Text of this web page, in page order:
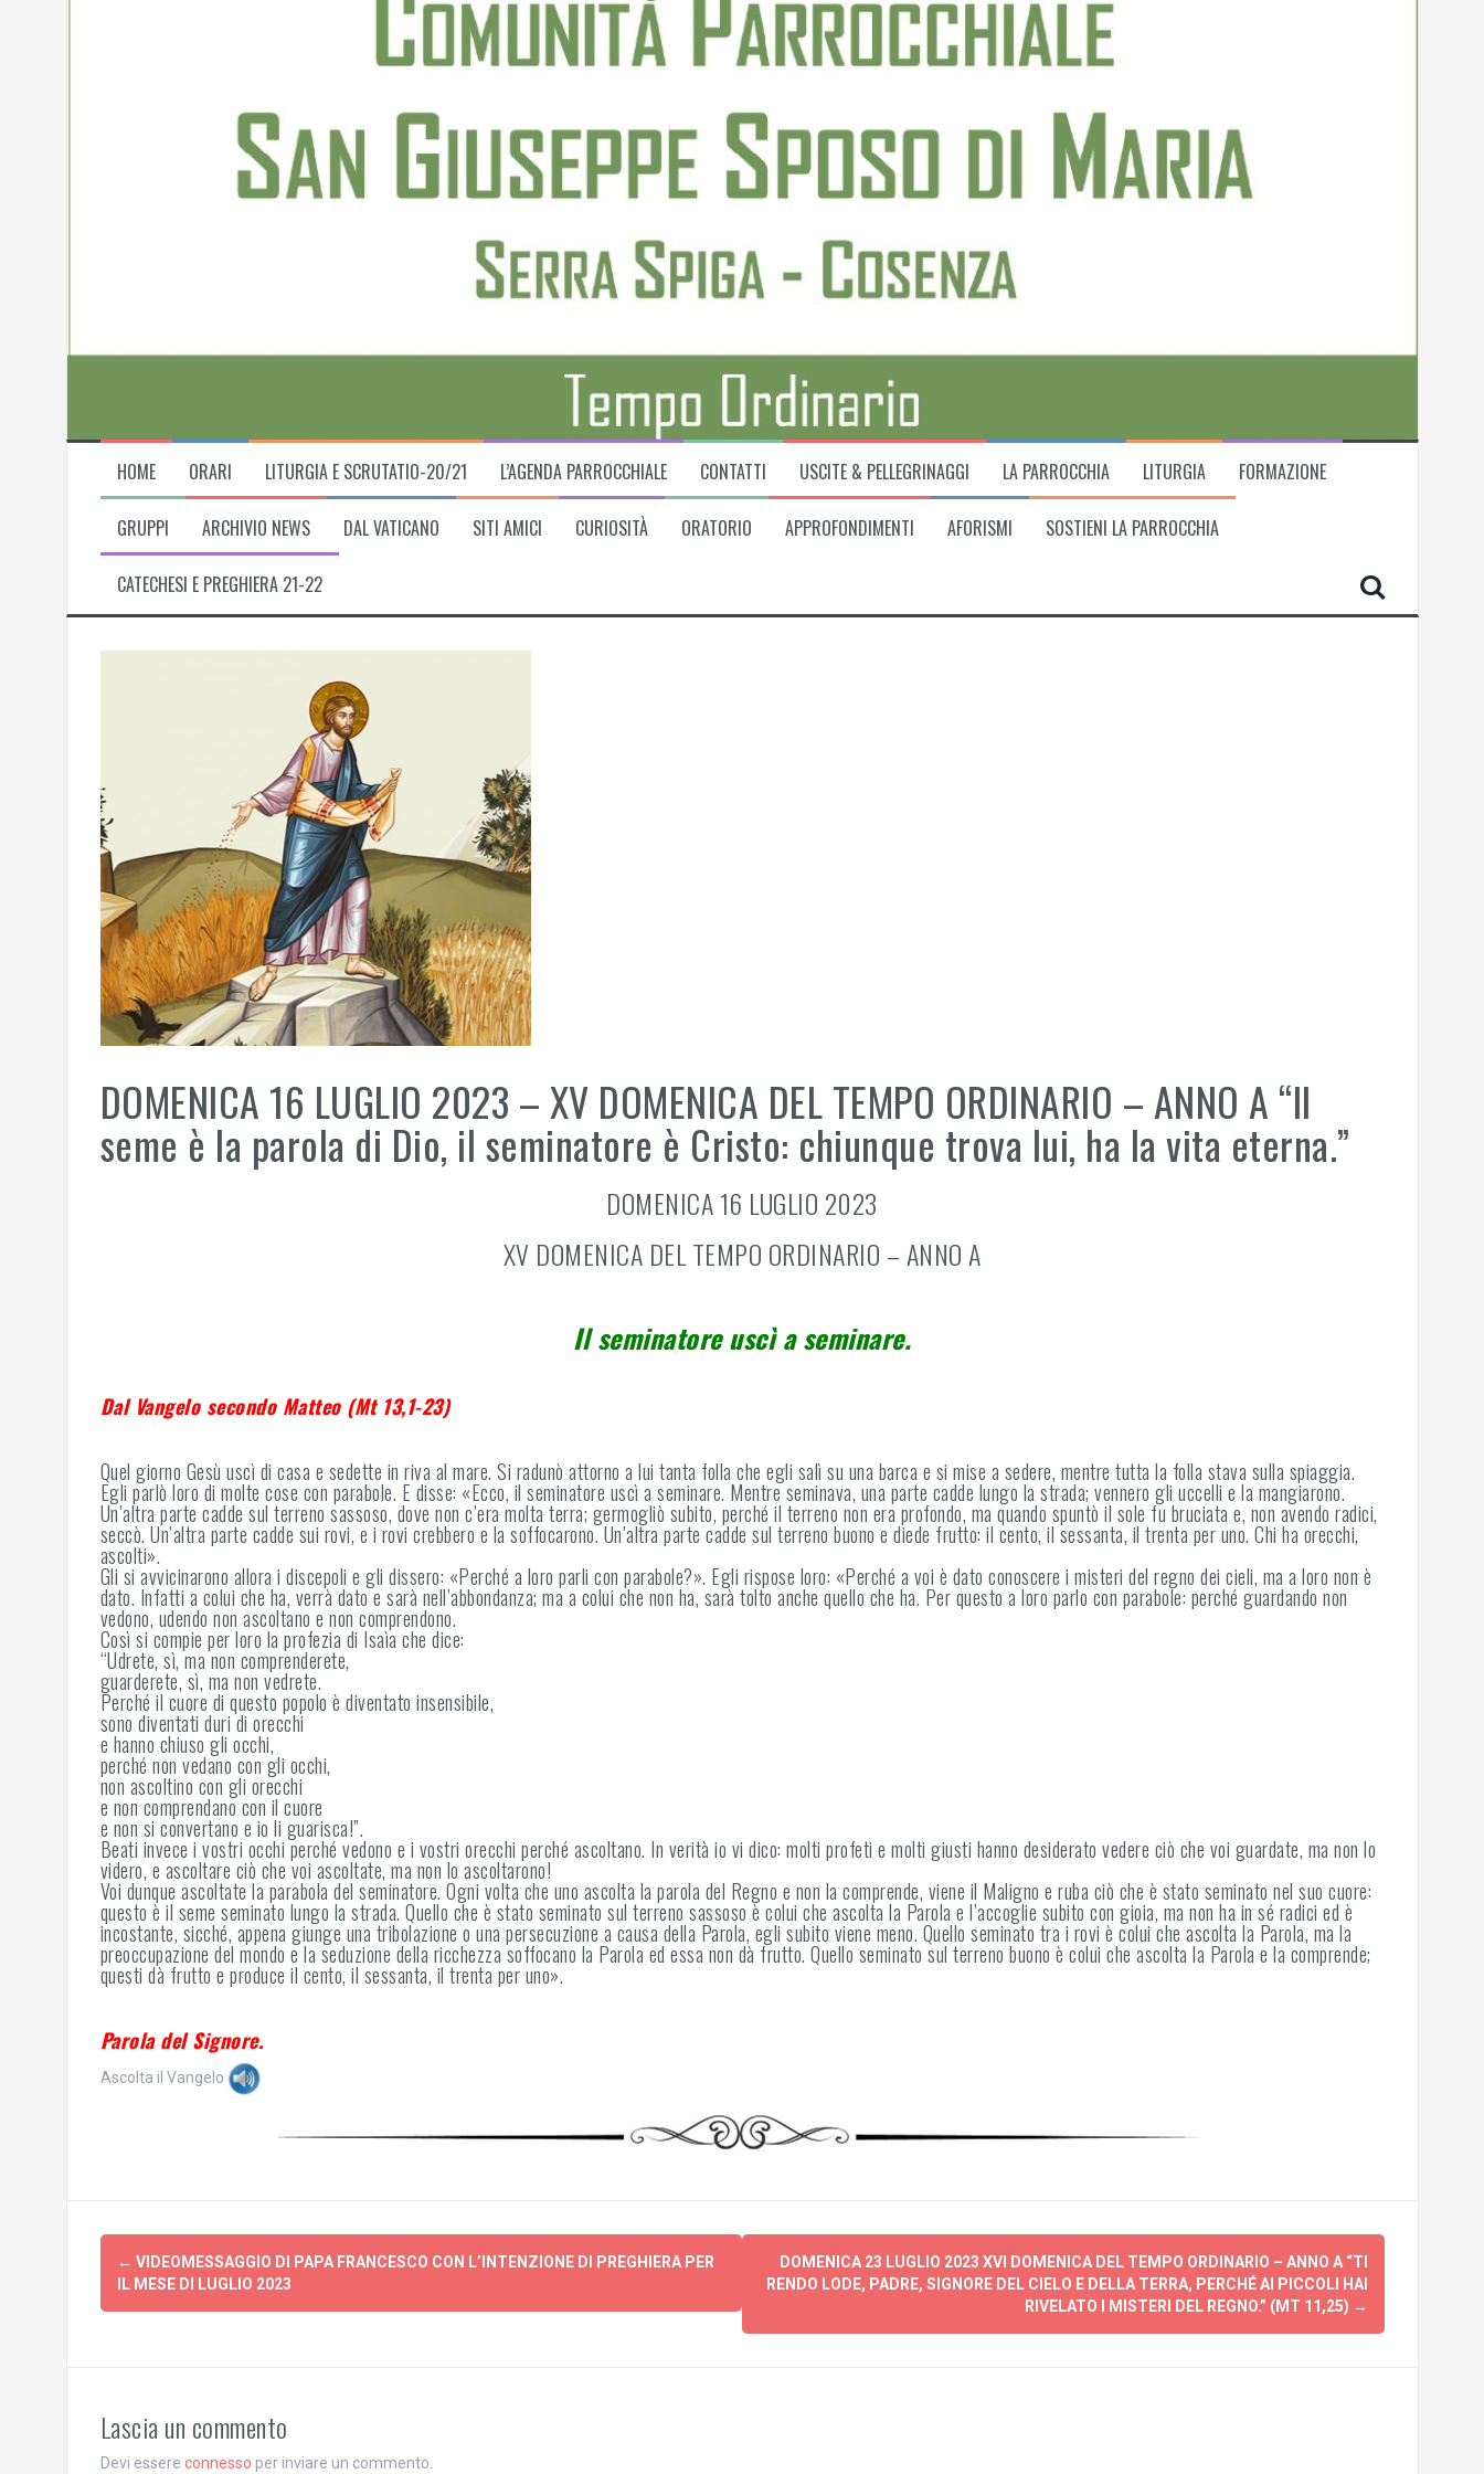
HOME ORARI LITURGIA E SCRUTATIO-20/21 L’AGENDA PARROCCHIALE CONTATTI USCITE & PELLEGRINAGGI LA PARROCCHIA LITURGIA FORMAZIONE
GRUPPI ARCHIVIO NEWS DAL VATICANO SITI AMICI CURIOSITÀ ORATORIO APPROFONDIMENTI AFORISMI SOSTIENI LA PARROCCHIA
CATECHESI E PREGHIERA 21-22
DOMENICA 16 LUGLIO 2023 – XV DOMENICA DEL TEMPO ORDINARIO – ANNO A “Il
seme è la parola di Dio, il seminatore è Cristo: chiunque trova lui, ha la vita eterna.”
DOMENICA 16 LUGLIO 2023
XV DOMENICA DEL TEMPO ORDINARIO – ANNO A
Il seminatore uscì a seminare.
Dal Vangelo secondo Matteo (Mt 13,1-23)
Quel giorno Gesù uscì di casa e sedette in riva al mare. Si radunò attorno a lui tanta folla che egli salì su una barca e si mise a sedere, mentre tutta la folla stava sulla spiaggia.
Egli parlò loro di molte cose con parabole. E disse: «Ecco, il seminatore uscì a seminare. Mentre seminava, una parte cadde lungo la strada; vennero gli uccelli e la mangiarono.
Un’altra parte cadde sul terreno sassoso, dove non c’era molta terra; germogliò subito, perché il terreno non era profondo, ma quando spuntò il sole fu bruciata e, non avendo radici,
seccò. Un’altra parte cadde sui rovi, e i rovi crebbero e la soffocarono. Un’altra parte cadde sul terreno buono e diede frutto: il cento, il sessanta, il trenta per uno. Chi ha orecchi,
ascolti».
Gli si avvicinarono allora i discepoli e gli dissero: «Perché a loro parli con parabole?». Egli rispose loro: «Perché a voi è dato conoscere i misteri del regno dei cieli, ma a loro non è
dato. Infatti a colui che ha, verrà dato e sarà nell’abbondanza; ma a colui che non ha, sarà tolto anche quello che ha. Per questo a loro parlo con parabole: perché guardando non
vedono, udendo non ascoltano e non comprendono.
Così si compie per loro la profezia di Isaìa che dice:
“Udrete, sì, ma non comprenderete,
guarderete, sì, ma non vedrete.
Perché il cuore di questo popolo è diventato insensibile,
sono diventati duri di orecchi
e hanno chiuso gli occhi,
perché non vedano con gli occhi,
non ascoltino con gli orecchi
e non comprendano con il cuore
e non si convertano e io li guarisca!”.
Beati invece i vostri occhi perché vedono e i vostri orecchi perché ascoltano. In verità io vi dico: molti profeti e molti giusti hanno desiderato vedere ciò che voi guardate, ma non lo
videro, e ascoltare ciò che voi ascoltate, ma non lo ascoltarono!
Voi dunque ascoltate la parabola del seminatore. Ogni volta che uno ascolta la parola del Regno e non la comprende, viene il Maligno e ruba ciò che è stato seminato nel suo cuore:
questo è il seme seminato lungo la strada. Quello che è stato seminato sul terreno sassoso è colui che ascolta la Parola e l’accoglie subito con gioia, ma non ha in sé radici ed è
incostante, sicché, appena giunge una tribolazione o una persecuzione a causa della Parola, egli subito viene meno. Quello seminato tra i rovi è colui che ascolta la Parola, ma la
preoccupazione del mondo e la seduzione della ricchezza soffocano la Parola ed essa non dà frutto. Quello seminato sul terreno buono è colui che ascolta la Parola e la comprende;
questi dà frutto e produce il cento, il sessanta, il trenta per uno».
Parola del Signore.
Ascolta il Vangelo
Post
navigation
← VIDEOMESSAGGIO DI PAPA FRANCESCO CON L’INTENZIONE DI PREGHIERA PER
IL MESE DI LUGLIO 2023
DOMENICA 23 LUGLIO 2023 XVI DOMENICA DEL TEMPO ORDINARIO – ANNO A “TI
RENDO LODE, PADRE, SIGNORE DEL CIELO E DELLA TERRA, PERCHÉ AI PICCOLI HAI
RIVELATO I MISTERI DEL REGNO.” (MT 11,25) →
Lascia un commento
Devi essere connesso per inviare un commento.